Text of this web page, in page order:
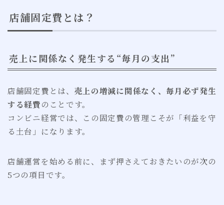
店舗固定費とは？
売上に関係なく発生する“毎月の支出”
店舗固定費とは、 売上の増減に関係なく、毎月必ず発生
する経費のことです。
コンビニ経営では、この固定費の管理こそが「利益を守
る土台」になります。
店舗運営を始める前に、まず押さえておきたいのが次の
5つの項目です。